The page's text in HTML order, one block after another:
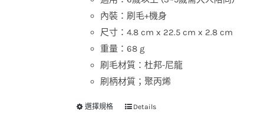
內裝：刷毛+機身
尺寸：4.8 cm x 22.5 cm x 2.8 cm
重量：68 g
刷毛材質：杜邦-尼龍
刷柄材質；聚丙烯
選擇規格
此 Details